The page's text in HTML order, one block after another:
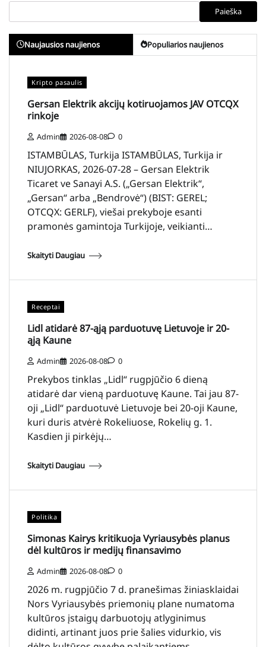
Paieška
Naujausios naujienos Populiarios naujienos
Kripto pasaulis
Gersan Elektrik akcijų kotiruojamos JAV OTCQX
rinkoje
Admin 2026-08-08 0
ISTAMBŪLAS, Turkija ISTAMBŪLAS, Turkija ir
NIUJORKAS, 2026-07-28 – Gersan Elektrik
Ticaret ve Sanayi A.S. („Gersan Elektrik“,
„Gersan“ arba „Bendrovė“) (BIST: GEREL;
OTCQX: GERLF), viešai prekyboje esanti
pramonės gamintoja Turkijoje, veikianti…
Skaityti Daugiau
Receptai
Lidl atidarė 87-ąją parduotuvę Lietuvoje ir 20-
ąją Kaune
Admin 2026-08-08 0
Prekybos tinklas „Lidl“ rugpjūčio 6 dieną
atidarė dar vieną parduotuvę Kaune. Tai jau 87-
oji „Lidl“ parduotuvė Lietuvoje bei 20-oji Kaune,
kuri duris atvėrė Rokeliuose, Rokelių g. 1.
Kasdien ji pirkėjų…
Skaityti Daugiau
Politika
Simonas Kairys kritikuoja Vyriausybės planus
dėl kultūros ir medijų finansavimo
Admin 2026-08-08 0
2026 m. rugpjūčio 7 d. pranešimas žiniasklaidai
Nors Vyriausybės priemonių plane numatoma
kultūros įstaigų darbuotojų atlyginimus
didinti, artinant juos prie šalies vidurkio, vis